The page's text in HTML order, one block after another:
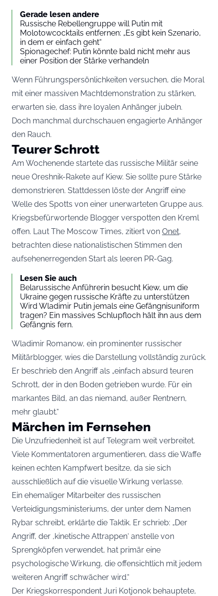
Gerade lesen andere
Russische Rebellengruppe will Putin mit
Molotowcocktails entfernen: „Es gibt kein Szenario,
in dem er einfach geht“
Spionagechef: Putin könnte bald nicht mehr aus
einer Position der Stärke verhandeln
Wenn Führungspersönlichkeiten versuchen, die Moral
mit einer massiven Machtdemonstration zu stärken,
erwarten sie, dass ihre loyalen Anhänger jubeln.
Doch manchmal durchschauen engagierte Anhänger
den Rauch.
Teurer Schrott
Am Wochenende startete das russische Militär seine
neue Oreshnik-Rakete auf Kiew. Sie sollte pure Stärke
demonstrieren. Stattdessen löste der Angriff eine
Welle des Spotts von einer unerwarteten Gruppe aus.
Kriegsbefürwortende Blogger verspotten den Kreml
offen. Laut The Moscow Times, zitiert von Onet,
betrachten diese nationalistischen Stimmen den
aufsehenerregenden Start als leeren PR-Gag.
Lesen Sie auch
Belarussische Anführerin besucht Kiew, um die
Ukraine gegen russische Kräfte zu unterstützen
Wird Wladimir Putin jemals eine Gefängnisuniform
tragen? Ein massives Schlupfloch hält ihn aus dem
Gefängnis fern.
Wladimir Romanow, ein prominenter russischer
Militärblogger, wies die Darstellung vollständig zurück.
Er beschrieb den Angriff als „einfach absurd teuren
Schrott, der in den Boden getrieben wurde. Für ein
markantes Bild, an das niemand, außer Rentnern,
mehr glaubt.“
Märchen im Fernsehen
Die Unzufriedenheit ist auf Telegram weit verbreitet.
Viele Kommentatoren argumentieren, dass die Waffe
keinen echten Kampfwert besitze, da sie sich
ausschließlich auf die visuelle Wirkung verlasse.
Ein ehemaliger Mitarbeiter des russischen
Verteidigungsministeriums, der unter dem Namen
Rybar schreibt, erklärte die Taktik. Er schrieb: „Der
Angriff, der ‚kinetische Attrappen‘ anstelle von
Sprengköpfen verwendet, hat primär eine
psychologische Wirkung, die offensichtlich mit jedem
weiteren Angriff schwächer wird.“
Der Kriegskorrespondent Juri Kotjonok behauptete,